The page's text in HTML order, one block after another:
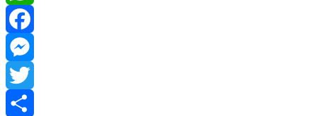
WhatsApp
Facebook
Messenger
Twitter